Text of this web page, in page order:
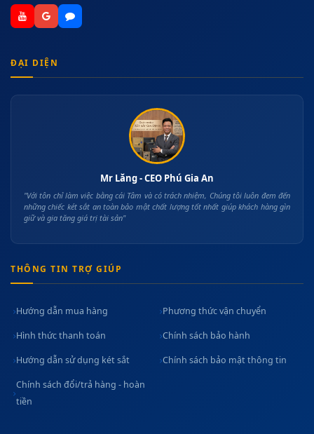
ĐẠI DIỆN
Mr Lăng - CEO Phú Gia An
"Với tôn chỉ làm việc bằng cái Tâm và có trách nhiệm, Chúng tôi luôn đem đến
những chiếc két sắt an toàn bảo mật chất lượng tốt nhất giúp khách hàng gìn
giữ và gia tăng giá trị tài sản"
THÔNG TIN TRỢ GIÚP
Hướng dẫn mua hàng Phương thức vận chuyển
Hình thức thanh toán Chính sách bảo hành
Hướng dẫn sử dụng két sắt Chính sách bảo mật thông tin
Chính sách đổi/trả hàng - hoàn
tiền